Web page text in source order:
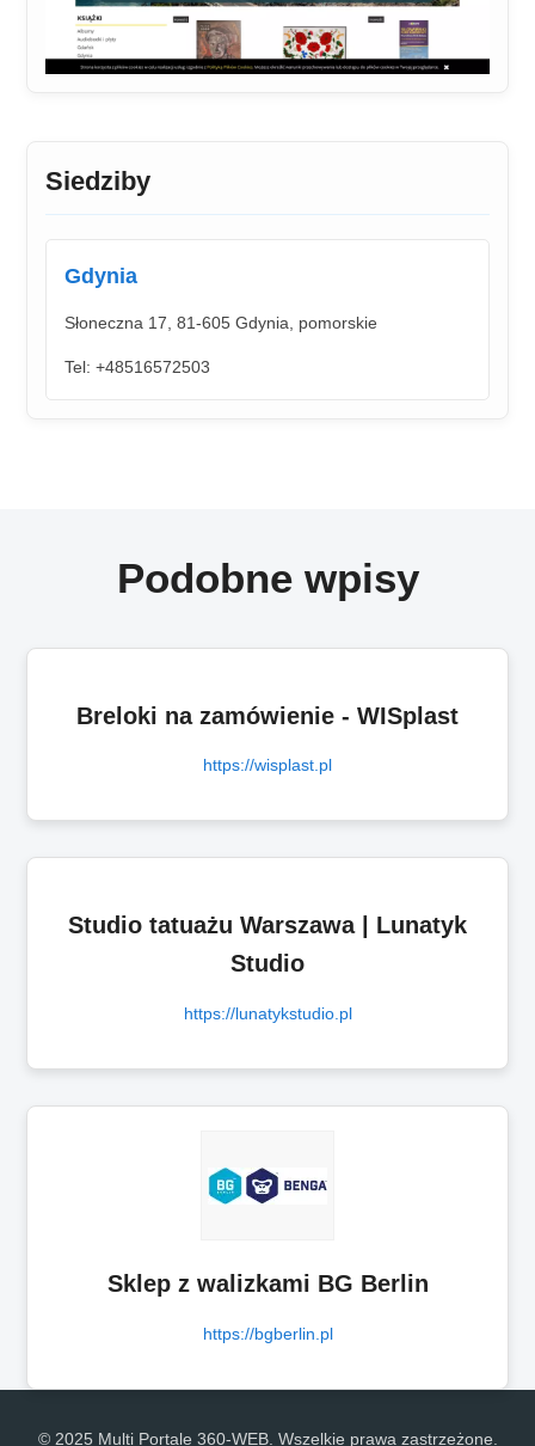
Siedziby
Gdynia
Słoneczna 17, 81-605 Gdynia, pomorskie
Tel: +48516572503
Podobne wpisy
Breloki na zamówienie - WISplast
https://wisplast.pl
Studio tatuażu Warszawa | Lunatyk
Studio
https://lunatykstudio.pl
Sklep z walizkami BG Berlin
https://bgberlin.pl
© 2025 Multi Portale 360-WEB. Wszelkie prawa zastrzeżone.